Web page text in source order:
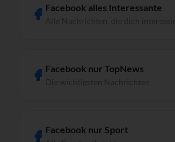
Facebook alles Interessante
Facebook nur TopNews
Facebook nur Sport